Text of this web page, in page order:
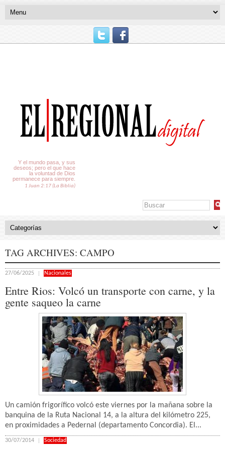
Y el mundo pasa, y sus
deseos; pero el que hace
la voluntad de Dios
permanece para siempre.
1 Juan 2:17 (La Biblia)
TAG ARCHIVES: CAMPO
27/06/2025 Nacionales
Entre Rios: Volcó un transporte con carne, y la
gente saqueo la carne
Un camión frigorífico volcó este viernes por la mañana sobre la
banquina de la Ruta Nacional 14, a la altura del kilómetro 225,
en proximidades a Pedernal (departamento Concordia). El...
30/07/2014 Sociedad